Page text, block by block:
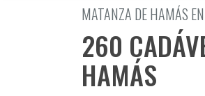
MATANZA DE HAMÁS
260
HAMÁS